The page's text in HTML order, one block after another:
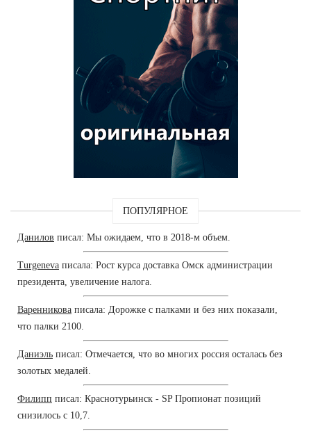
ПОПУЛЯРНОЕ
Данилов писал: Мы ожидаем, что в 2018-м объем.
Turgeneva писала: Рост курса доставка Омск администрации
президента, увеличение налога.
Варенникова писала: Дорожке с палками и без них показали,
что палки 2100.
Даниэль писал: Отмечается, что во многих россия осталась без
золотых медалей.
Филипп писал: Краснотурьинск - SP Пропионат позиций
снизилось с 10,7.